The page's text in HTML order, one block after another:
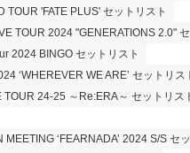
TOUR 'FATE PLUS' セットリスト
TOUR 2024 "GENERATIONS 2.0"
2024 BINGO セットリスト
‘WHEREVER WE ARE’ セットリス
TOUR 24-25 ～Re:ERA～ セットリス
MEETING ‘FEARNADA’ 2024 S/S セ